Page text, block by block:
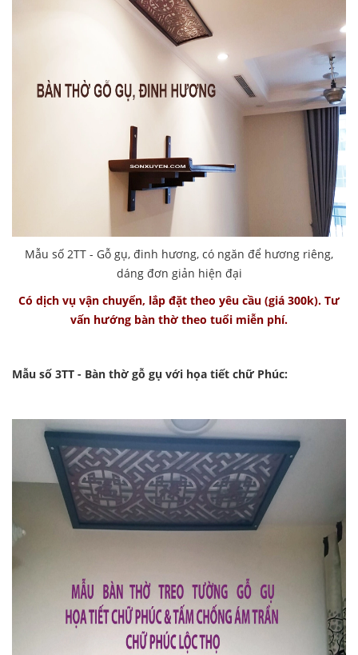
Mẫu số 2TT - Gỗ gụ, đinh hương, có ngăn để hương riêng,
dáng đơn giản hiện đại
Có dịch vụ vận chuyển, lắp đặt theo yêu cầu (giá 300k). Tư
vấn hướng bàn thờ theo tuổi miễn phí.
Mẫu số 3TT - Bàn thờ gỗ gụ với họa tiết chữ Phúc: